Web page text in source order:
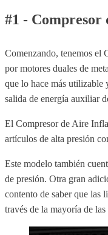
#1 - Compresor
Comenzando, tenemos el
por motores duales de
que lo hace más utilizable
salida de energía auxiliar
El Compresor de Aire
artículos de alta presión
Este modelo también
de presión. Otra gran
contento de saber que las
través de la mayoría de